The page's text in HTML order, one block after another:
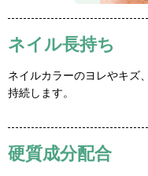
ネイル長持ち
ネイルカラーのヨレやキズ
持続します。
硬質成分配合